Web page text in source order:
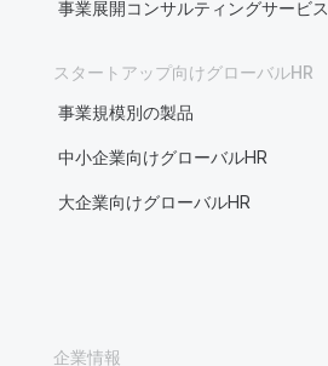
事業展開コンサルティングサービス
スタートアップ向けグローバルHR
事業規模別の製品
中小企業向けグローバルHR
大企業向けグローバルHR
企業情報